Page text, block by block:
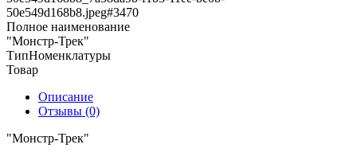
50e549d168b8.jpeg#3470
Полное наименование
"Монстр-Трек"
ТипНоменклатуры
Товар
Описание
Отзывы (0)
"Монстр-Трек"